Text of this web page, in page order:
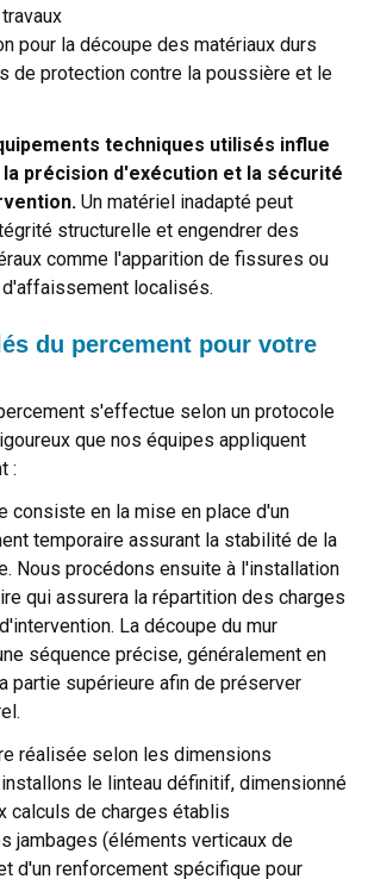
pour la découpe des matériaux durs
de protection contre la poussière et le
techniques utilisés influe
précision d'exécution et la sécurité
Un matériel inadapté peut
structurelle et engendrer des
comme l'apparition de fissures ou
localisés.
du percement pour votre
s'effectue selon un protocole
que nos équipes appliquent
:
consiste en la mise en place d'un
temporaire assurant la stabilité de la
Nous procédons ensuite à l'installation
qui assurera la répartition des charges
La découpe du mur
séquence précise, généralement en
partie supérieure afin de préserver
réalisée selon les dimensions
le linteau définitif, dimensionné
calculs de charges établis
jambages (éléments verticaux de
d'un renforcement spécifique pour